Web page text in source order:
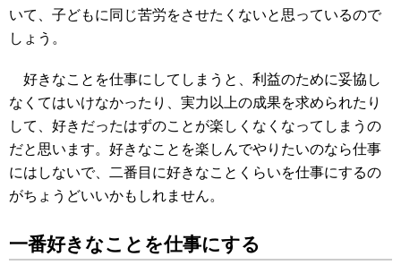
いて、子どもに同じ苦労をさせたくないと思っているので
しょう。
好きなことを仕事にしてしまうと、利益のために妥協し
なくてはいけなかったり、実力以上の成果を求められたり
して、好きだったはずのことが楽しくなくなってしまうの
だと思います。好きなことを楽しんでやりたいのなら仕事
にはしないで、二番目に好きなことくらいを仕事にするの
がちょうどいいかもしれません。
一番好きなことを仕事にする